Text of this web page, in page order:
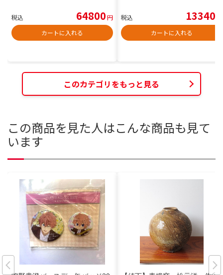
税込 64800円
カートに入れる
税込 13340
カートに入れる
このカテゴリをもっと見る
この商品を見た人はこんな商品も見て
います